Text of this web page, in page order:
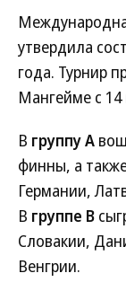
утвердила
года. Турнир
Мангейме с 14
В группу А
финны, а
Германии,
В группе В
Словакии,
Венгрии.